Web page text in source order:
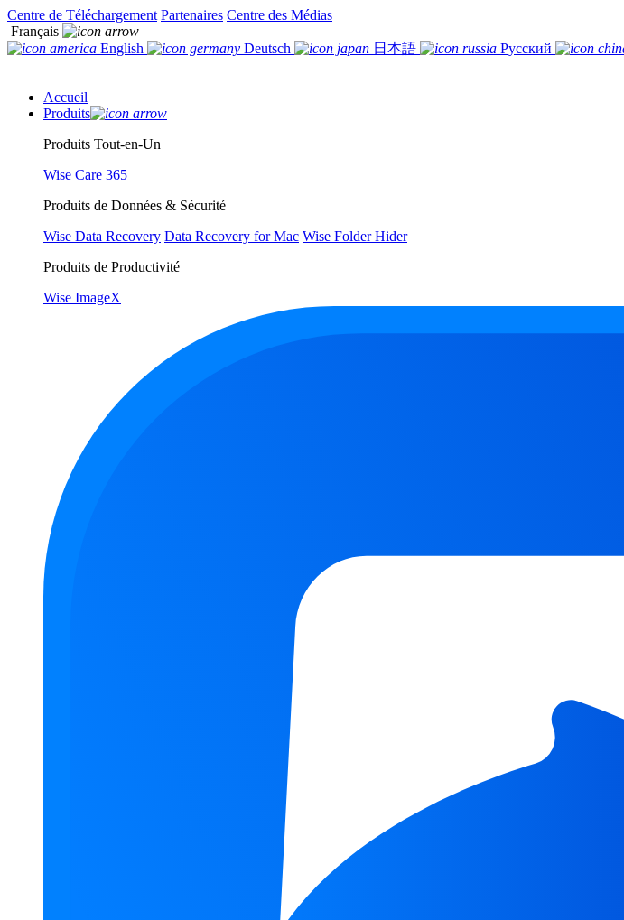
Centre de Téléchargement Partenaires Centre des Médias
Français
English
Deutsch 日本語 Русский
Accueil
Produits
Produits Tout-en-Un
Wise Care 365
Produits de Données & Sécurité
Wise Data Recovery Data Recovery for Mac Wise Folder Hider
Produits de Productivité
Wise ImageX